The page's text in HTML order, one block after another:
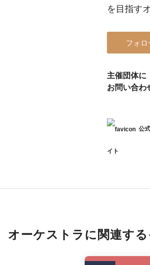
を目指す
フォ
主催団体に
お問い合わ
公
イト
オーケストラに関連する